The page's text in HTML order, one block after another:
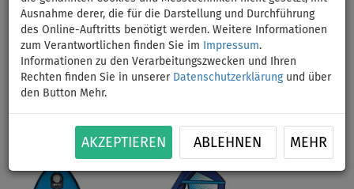
Ausnahme derer, die für die Darstellung und Durchführung
des Online-Auftritts benötigt werden. Weitere Informationen
zum Verantwortlichen finden Sie im
Impressum.
Informationen zu den Verarbeitungszwecken und Ihren
Rechten finden Sie in unserer Datenschutzerklärungund über
den Button Mehr.
AKZEPTIEREN ABLEHNEN MEHR
aufblasbares Windsurfboard -
Größe: 4,9qm
BIS
-11 % 135 kg
SEGEL
OPTION
VERSAND
Previous Next